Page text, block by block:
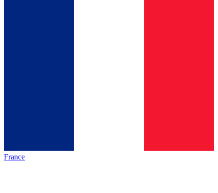
France